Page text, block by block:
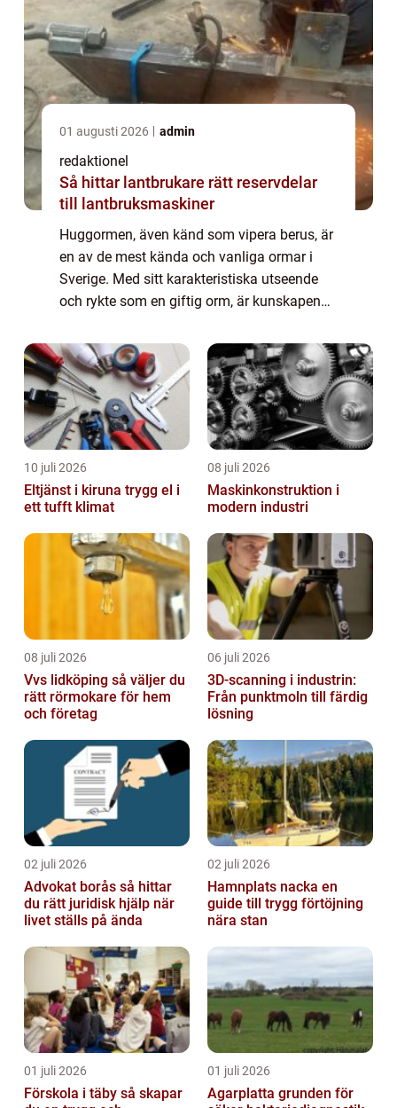
01 augusti 2026 admin
redaktionel
Så hittar lantbrukare rätt reservdelar
till lantbruksmaskiner
Huggormen, även känd som vipera berus, är
en av de mest kända och vanliga ormar i
Sverige. Med sitt karakteristiska utseende
och rykte som en giftig orm, är kunskapen
som bor eller vistas i dess naturliga habita...
10 juli 2026
Eltjänst i kiruna trygg el i
ett tufft klimat
08 juli 2026
Maskinkonstruktion i
modern industri
08 juli 2026
Vvs lidköping så väljer du
rätt rörmokare för hem
och företag
06 juli 2026
3D-scanning i industrin:
Från punktmoln till färdig
lösning
02 juli 2026
Advokat borås så hittar
du rätt juridisk hjälp när
livet ställs på ända
02 juli 2026
Hamnplats nacka en
guide till trygg förtöjning
nära stan
01 juli 2026
Förskola i täby så skapar
01 juli 2026
Agarplatta grunden för